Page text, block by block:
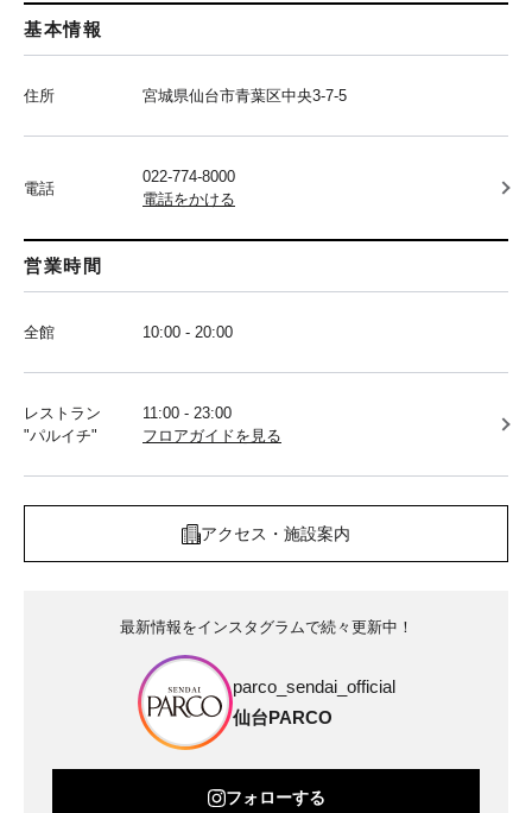
基本情報
住所 宮城県仙台市青葉区中央3-7-5
電話
022-774-8000
電話をかける
営業時間
全館 10:00 - 20:00
レストラン
"パルイチ"
11:00 - 23:00
フロアガイドを見る
アクセス・施設案内
最新情報をインスタグラムで続々更新中！
parco_sendai_official
仙台PARCO
フォローする